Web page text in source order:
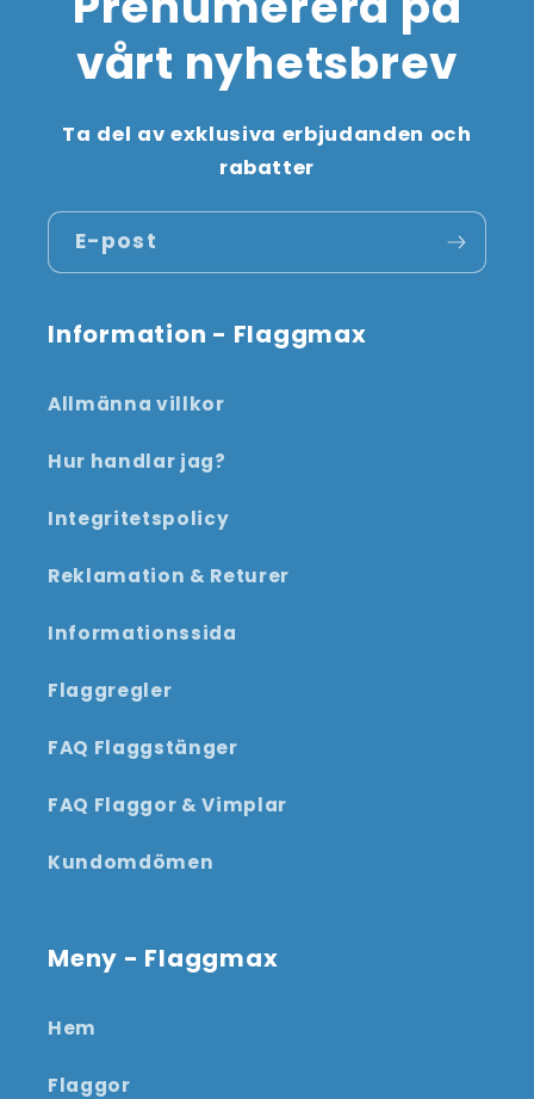
vårt nyhetsbrev
Ta del av exklusiva erbjudanden och
rabatter
E-post
Information - Flaggmax
Allmänna villkor
Hur handlar jag?
Integritetspolicy
Reklamation & Returer
Informationssida
Flaggregler
FAQ Flaggstänger
FAQ Flaggor & Vimplar
Kundomdömen
Meny - Flaggmax
Hem
Flaggor